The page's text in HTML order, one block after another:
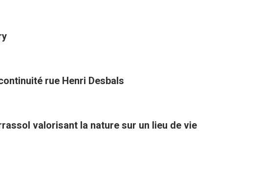
rue Henri Desbals
valorisant la nature sur un lieu de vie